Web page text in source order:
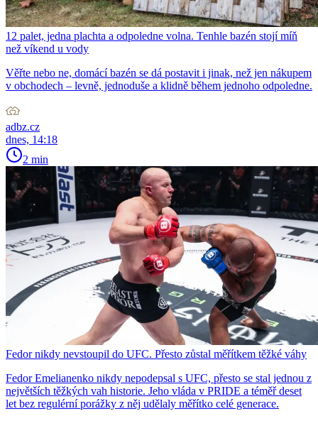
12 palet, jedna plachta a odpoledne volna. Tenhle bazén stojí míň
než víkend u vody
Věřte nebo ne, domácí bazén se dá postavit i jinak, než jen nákupem
v obchodech – levně, jednoduše a klidně během jednoho odpoledne.
adbz.cz
dnes, 14:18
2 min
Fedor nikdy nevstoupil do UFC. Přesto zůstal měřítkem těžké váhy
Fedor Emelianenko nikdy nepodepsal s UFC, přesto se stal jednou z
největších těžkých vah historie. Jeho vláda v PRIDE a téměř deset
let bez regulérní porážky z něj udělaly měřítko celé generace.